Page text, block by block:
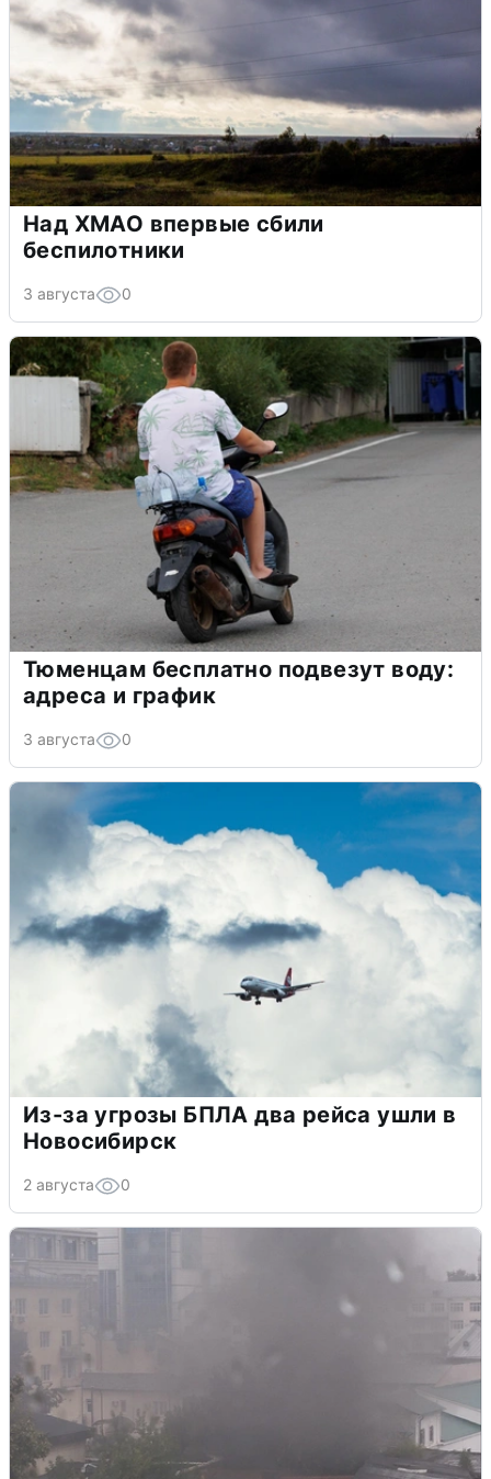
-15% на Контур.Маркет
До 31 декабря, 2026
Все промокоды
Над ХМАО впервые сбили
беспилотники
3 августа
Тюменцам бесплатно подвезут воду:
адреса и график
0
Из-за угрозы БПЛА два рейса ушли в
Новосибирск